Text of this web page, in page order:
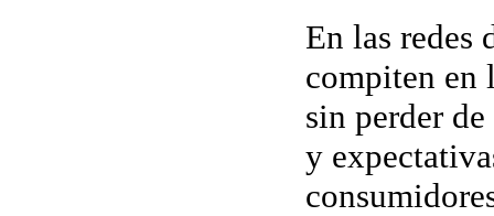
En las redes
compiten en
sin perder
y